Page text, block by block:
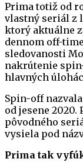
Prima totiž od
vlastný seriál z
ktorý aktuálne
dennom off-
sledovanosti
nakrútenie
hlavných
Spin-off
od jesene 2020.
pôvodného
vysiela pod
Prima tak